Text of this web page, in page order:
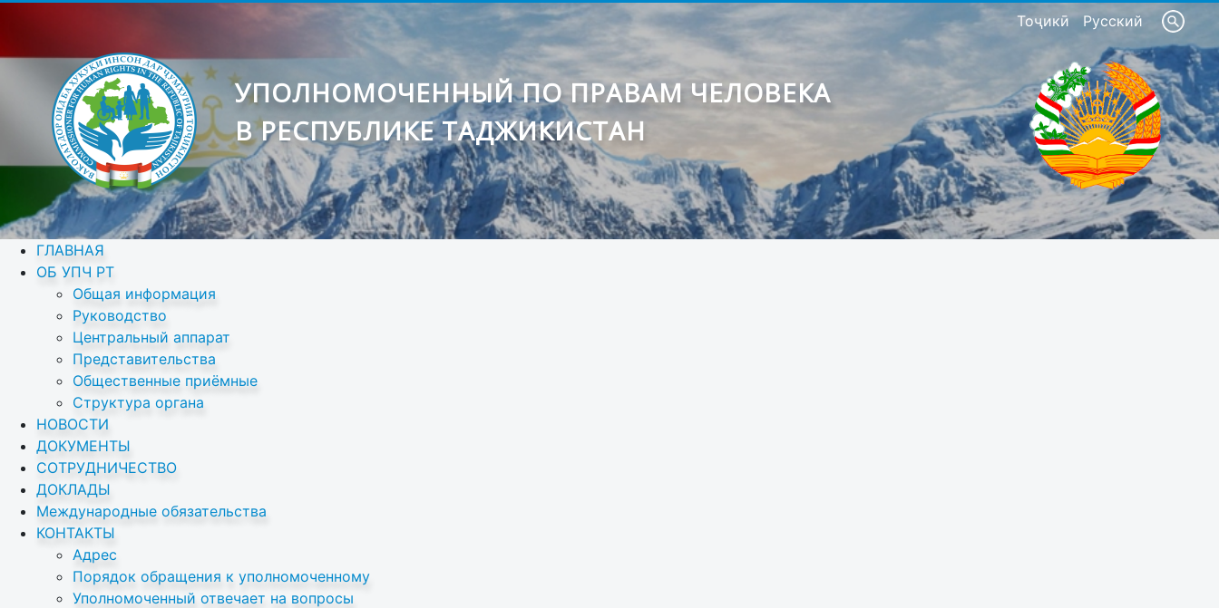
Тоҷикӣ Русский
УПОЛНОМОЧЕННЫЙ ПО ПРАВАМ ЧЕЛОВЕКА
В РЕСПУБЛИКЕ ТАДЖИКИСТАН
ГЛАВНАЯ
ОБ УПЧ РТ
Общая информация
Руководство
Центральный аппарат
Представительства
Общественные приёмные
Структура органа
НОВОСТИ
ДОКУМЕНТЫ
СОТРУДНИЧЕСТВО
ДОКЛАДЫ
Международные обязательства
КОНТАКТЫ
Адрес
Порядок обращения к уполномоченному
Уполномоченный отвечает на вопросы